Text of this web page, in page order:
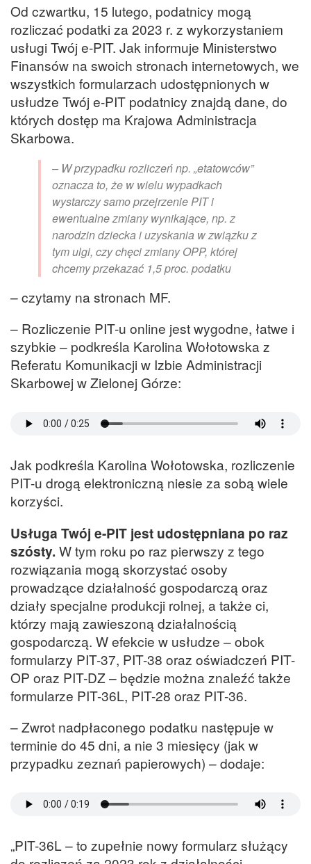
Od czwartku, 15 lutego, podatnicy mogą
rozliczać podatki za 2023 r. z wykorzystaniem
usługi Twój e-PIT. Jak informuje Ministerstwo
Finansów na swoich stronach internetowych, we
wszystkich formularzach udostępnionych w
usłudze Twój e-PIT podatnicy znajdą dane, do
których dostęp ma Krajowa Administracja
Skarbowa.
– W przypadku rozliczeń np. „etatowców”
oznacza to, że w wielu wypadkach
wystarczy samo przejrzenie PIT i
ewentualne zmiany wynikające, np. z
narodzin dziecka i uzyskania w związku z
tym ulgi, czy chęci zmiany OPP, której
chcemy przekazać 1,5 proc. podatku
– czytamy na stronach MF.
– Rozliczenie PIT-u online jest wygodne, łatwe i
szybkie – podkreśla Karolina Wołotowska z
Referatu Komunikacji w Izbie Administracji
Skarbowej w Zielonej Górze:
Jak podkreśla Karolina Wołotowska, rozliczenie
PIT-u drogą elektroniczną niesie za sobą wiele
korzyści.
Usługa Twój e-PIT jest udostępniana po raz
szósty. W tym roku po raz pierwszy z tego
rozwiązania mogą skorzystać osoby
prowadzące działalność gospodarczą oraz
działy specjalne produkcji rolnej, a także ci,
którzy mają zawieszoną działalnością
gospodarczą. W efekcie w usłudze – obok
formularzy PIT-37, PIT-38 oraz oświadczeń PIT-
OP oraz PIT-DZ – będzie można znaleźć także
formularze PIT-36L, PIT-28 oraz PIT-36.
– Zwrot nadpłaconego podatku następuje w
terminie do 45 dni, a nie 3 miesięcy (jak w
przypadku zeznań papierowych) – dodaje:
„PIT-36L – to zupełnie nowy formularz służący